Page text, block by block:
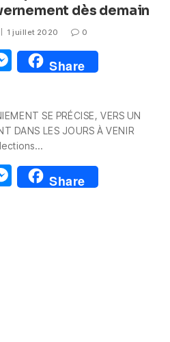
dès demain
1 juillet 2020 0
M
e
e
n
g
er
Share
SE PRÉCISE, VERS UN
DANS LES JOURS À VENIR
M
e
Share